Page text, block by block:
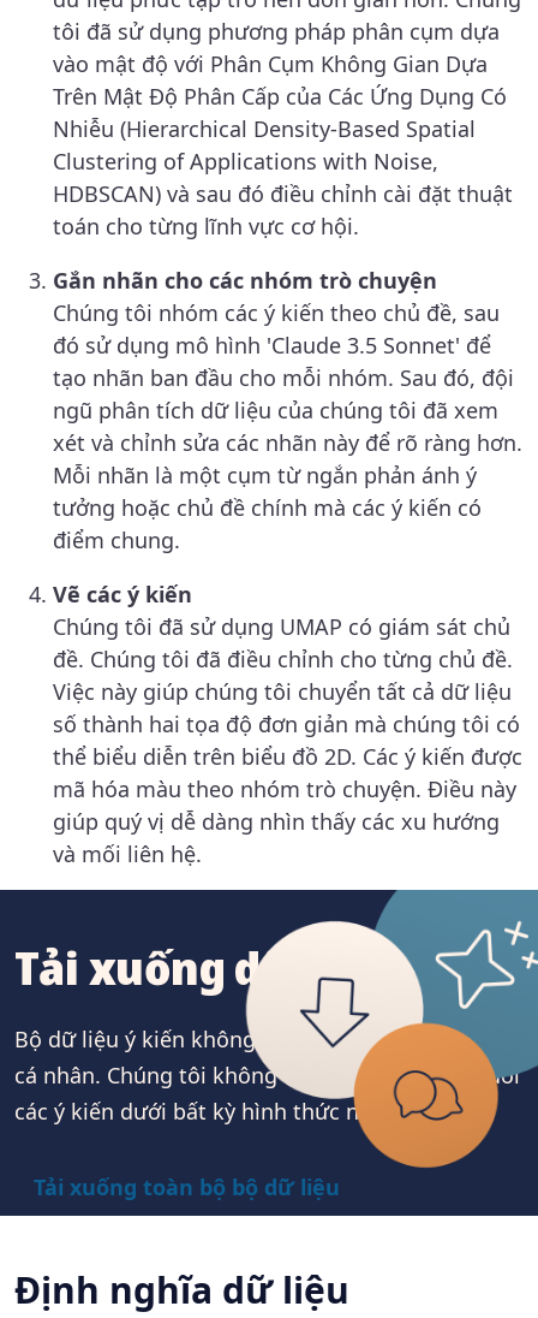
tôi đã sử dụng phương pháp phân cụm dựa
vào mật độ với Phân Cụm Không Gian Dựa
Trên Mật Độ Phân Cấp của Các Ứng Dụng Có
Nhiễu (Hierarchical Density-Based Spatial
Clustering of Applications with Noise,
HDBSCAN) và sau đó điều chỉnh cài đặt thuật
toán cho từng lĩnh vực cơ hội.
Gắn nhãn cho các nhóm trò chuyện
Chúng tôi nhóm các ý kiến theo chủ đề, sau
đó sử dụng mô hình 'Claude 3.5 Sonnet' để
tạo nhãn ban đầu cho mỗi nhóm. Sau đó, đội
ngũ phân tích dữ liệu của chúng tôi đã xem
xét và chỉnh sửa các nhãn này để rõ ràng hơn.
Mỗi nhãn là một cụm từ ngắn phản ánh ý
tưởng hoặc chủ đề chính mà các ý kiến có
điểm chung.
Vẽ các ý kiến
Chúng tôi đã sử dụng UMAP có giám sát chủ
đề. Chúng tôi đã điều chỉnh cho từng chủ đề.
Việc này giúp chúng tôi chuyển tất cả dữ liệu
số thành hai tọa độ đơn giản mà chúng tôi có
thể biểu diễn trên biểu đồ 2D. Các ý kiến được
mã hóa màu theo nhóm trò chuyện. Điều này
giúp quý vị dễ dàng nhìn thấy các xu hướng
và mối liên hệ.
Tải xuống dữ liệu
Bộ dữ liệu ý kiến không chứa thông tin định danh
cá nhân. Chúng tôi không chỉnh sửa hoặc sửa đổi
các ý kiến dưới bất kỳ hình thức nào.
Tải xuống toàn bộ bộ dữ liệu
Định nghĩa dữ liệu